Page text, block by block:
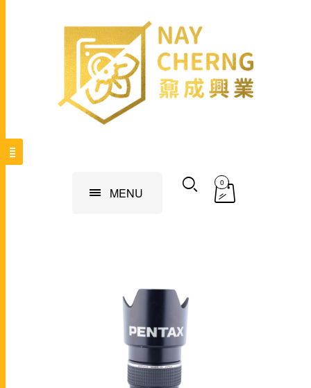
MENU
0